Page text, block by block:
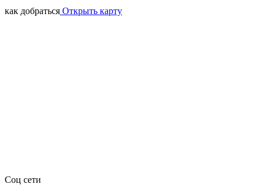
как добраться Открыть карту
Соц сети